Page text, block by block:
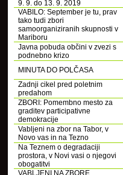
9. 9. do 13. 9. 2019
VABILO: September je tu, prav
tako tudi zbori
samoorganiziranih skupnosti v
Mariboru
Javna pobuda občini v zvezi s
podnebno krizo
MINUTA DO POLČASA
Zadnji cikel pred poletnim
predahom
ZBORI: Pomembno mesto za
graditev participativne
demokracije
Vabljeni na zbor na Tabor, v
Novo vas in na Tezno
Na Teznem o degradaciji
prostora, v Novi vasi o njegovi
obogatitvi
VABLJENI NA ZBORE